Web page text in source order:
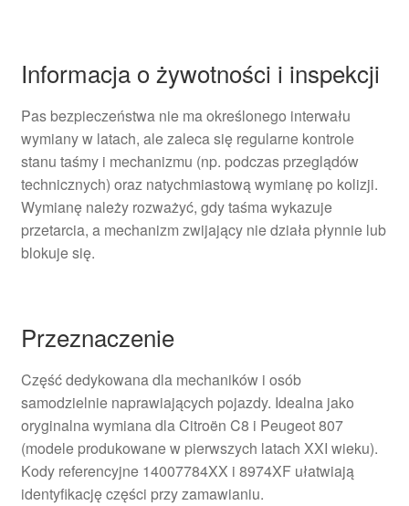
Informacja o żywotności i inspekcji
Pas bezpieczeństwa nie ma określonego interwału
wymiany w latach, ale zaleca się regularne kontrole
stanu taśmy i mechanizmu (np. podczas przeglądów
technicznych) oraz natychmiastową wymianę po kolizji.
Wymianę należy rozważyć, gdy taśma wykazuje
przetarcia, a mechanizm zwijający nie działa płynnie lub
blokuje się.
Przeznaczenie
Część dedykowana dla mechaników i osób
samodzielnie naprawiających pojazdy. Idealna jako
oryginalna wymiana dla Citroën C8 i Peugeot 807
(modele produkowane w pierwszych latach XXI wieku).
Kody referencyjne 14007784XX i 8974XF ułatwiają
identyfikację części przy zamawianiu.